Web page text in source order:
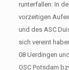
runterfallen: In
vorzeitigen
und des ASC
sich vereint
08 Uerdingen
OSC Potsdam